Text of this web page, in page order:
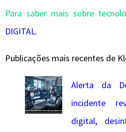
Para saber mais sobre
DIGITAL.
Publicações mais recentes de
Alerta da
incidente
digital,